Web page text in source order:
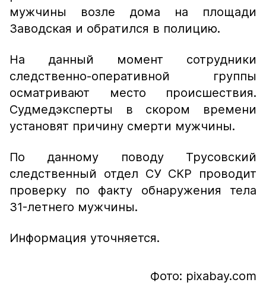
мужчины возле дома на площади
Заводская и обратился в полицию.
На данный момент сотрудники
следственно-оперативной группы
осматривают место происшествия.
Судмедэксперты в скором времени
установят причину смерти мужчины.
По данному поводу Трусовский
следственный отдел СУ СКР проводит
проверку по факту обнаружения тела
31-летнего мужчины.
Информация уточняется.
Фото: pixabay.com